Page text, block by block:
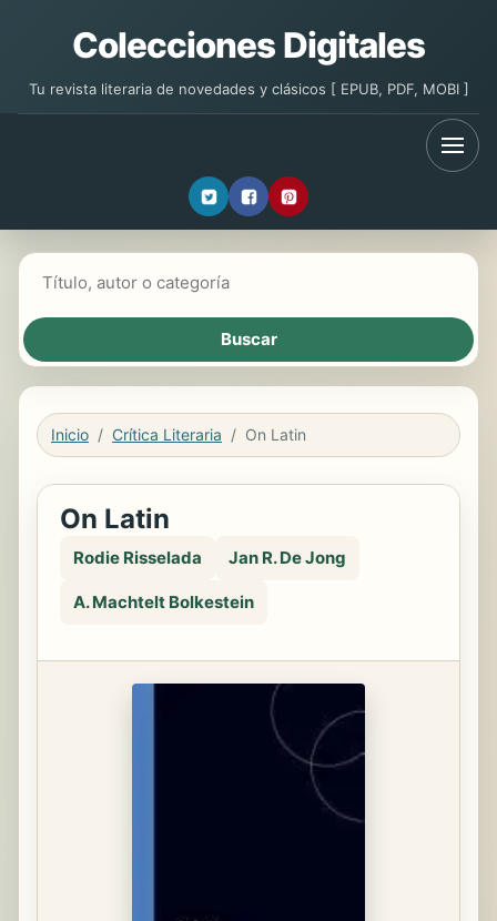
Colecciones Digitales
Tu revista literaria de novedades y clásicos [ EPUB, PDF, MOBI ]
Inicio Crítica Literaria On Latin
On Latin
Rodie Risselada Jan R. De Jong
A. Machtelt Bolkestein